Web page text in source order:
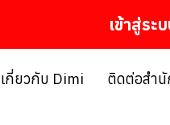
เข้าสู่ระ
เกี่ยวกับ Dimi ติดต่อสำนั